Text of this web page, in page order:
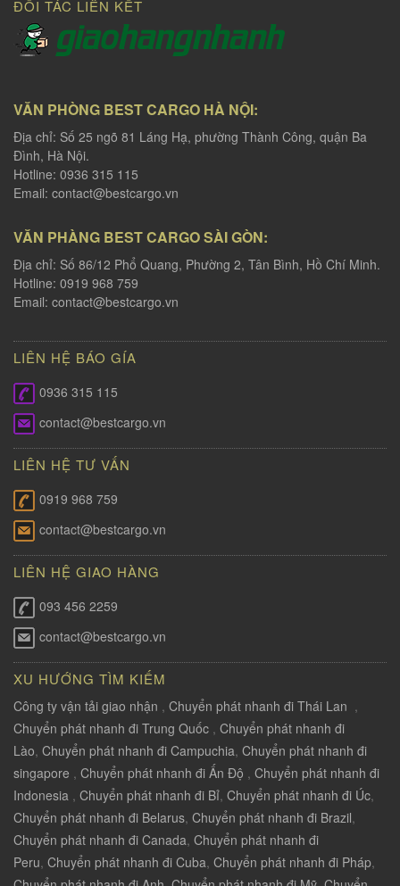
ĐỐI TÁC LIÊN KẾT
VĂN PHÒNG BEST CARGO HÀ NỘI:
Địa chỉ: Số 25 ngõ 81 Láng Hạ, phường Thành Công, quận Ba
Đình, Hà Nội.
Hotline: 0936 315 115
Email: contact@bestcargo.vn
VĂN PHÀNG BEST CARGO SÀI GÒN:
Địa chỉ: Số 86/12 Phổ Quang, Phường 2, Tân Bình, Hồ Chí Minh.
Hotline: 0919 968 759
Email: contact@bestcargo.vn
LIÊN HỆ BÁO GÍA
0936 315 115
contact@bestcargo.vn
LIÊN HỆ TƯ VẤN
0919 968 759
contact@bestcargo.vn
LIÊN HỆ GIAO HÀNG
093 456 2259
contact@bestcargo.vn
XU HƯỚNG TÌM KIẾM
Công ty vận tải giao nhận , Chuyển phát nhanh đi Thái Lan ,
Chuyển phát nhanh đi Trung Quốc , Chuyển phát nhanh đi
Lào, Chuyển phát nhanh đi Campuchia, Chuyển phát nhanh đi
singapore , Chuyển phát nhanh đi Ấn Độ , Chuyển phát nhanh đi
Indonesia , Chuyển phát nhanh đi Bỉ, Chuyển phát nhanh đi Úc,
Chuyển phát nhanh đi Belarus, Chuyển phát nhanh đi Brazil,
Chuyển phát nhanh đi Canada, Chuyển phát nhanh đi
Peru, Chuyển phát nhanh đi Cuba, Chuyển phát nhanh đi Pháp,